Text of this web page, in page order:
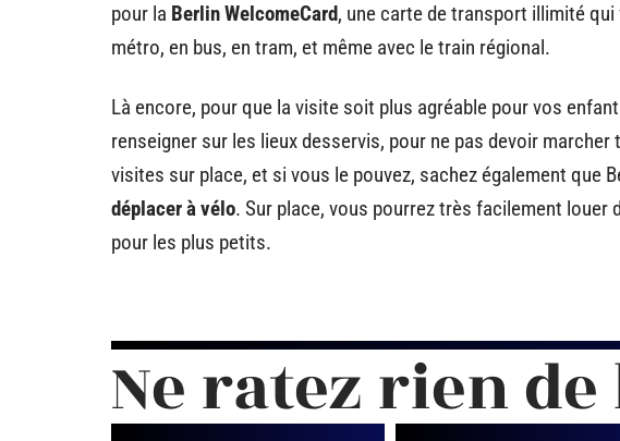
pour la Berlin WelcomeCard, une carte de transport illimité
métro, en bus, en tram, et même avec le train régional.
Là encore, pour que la visite soit plus agréable pour vos
renseigner sur les lieux desservis, pour ne pas devoir
visites sur place, et si vous le pouvez, sachez également que
déplacer à vélo. Sur place, vous pourrez très facilement louer
pour les plus petits.
Ne ratez rien